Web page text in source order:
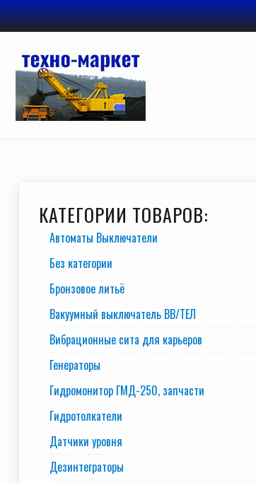
Перейти
к
содержимому
КАТЕГОРИИ ТОВАРОВ:
Автоматы Выключатели
Без категории
Бронзовое литьё
Вакуумный выключатель BB/TEЛ
Вибрационные сита для карьеров
Генераторы
Гидромонитор ГМД-250, запчасти
Гидротолкатели
Датчики уровня
Дезинтеграторы